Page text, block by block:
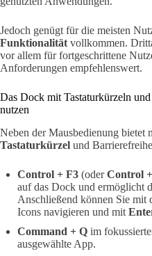
Jedoch genügt für die meisten
Funktionalität vollkommen.
vor allem für fortgeschrittene
Anforderungen empfehlenswert.
Das Dock mit Tastaturkürzeln
nutzen
Neben der Mausbedienung bietet
Tastaturkürzel und
Control + F3 (oderControl
auf das Dock und ermöglicht
Anschließend können Sie mit
Icons navigieren und mit
Command + Q im
ausgewählte App.